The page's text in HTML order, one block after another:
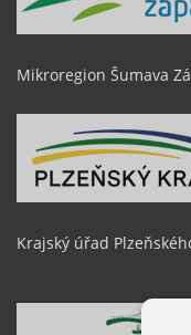
Mikroregion Šumava
Krajský úřad